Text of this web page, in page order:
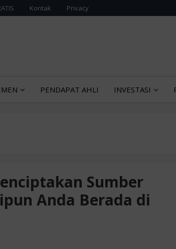
Kontak Privacy
PENDAPAT AHLI INVESTASI
Sumber
Anda Berada di